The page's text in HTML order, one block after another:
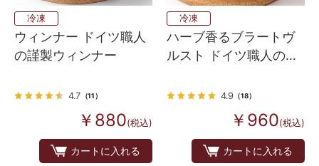
冷凍
ウィンナー ドイツ職人
の謹製ウィンナー
4.7 （11）
￥880(税込)
カートに入れる
冷凍
ハーブ香るブラートヴ
ルスト ドイツ職人の細
4.9 （18）
￥960(税込)
カートに入れる